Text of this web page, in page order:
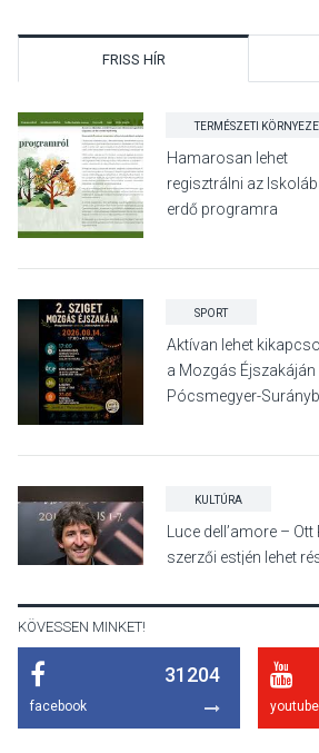
FRISS HÍR
TERMÉSZETI
Hamarosan lehet
regisztrálni az
erdő programra
SPORT
Aktívan lehet
a Mozgás Éjszakáján
Pócsmegyer-
KULTÚRA
Luce dell’amore –
szerzői estjén lehet
Felhívás a gyermekek
KÖVESSEN MINKET!
31204
facebook youtube